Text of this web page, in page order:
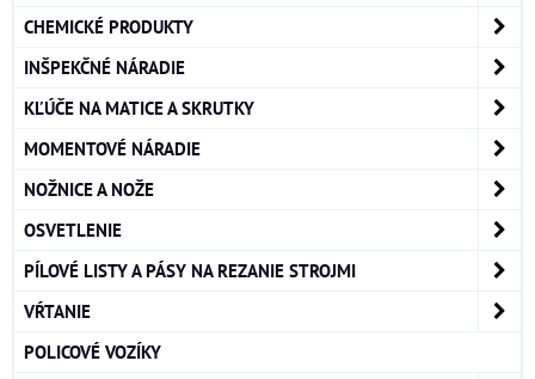
CHEMICKÉ PRODUKTY
INŠPEKČNÉ NÁRADIE
KĽÚČE NA MATICE A SKRUTKY
MOMENTOVÉ NÁRADIE
NOŽNICE A NOŽE
OSVETLENIE
PÍLOVÉ LISTY A PÁSY NA REZANIE STROJMI
VŔTANIE
POLICOVÉ VOZÍKY